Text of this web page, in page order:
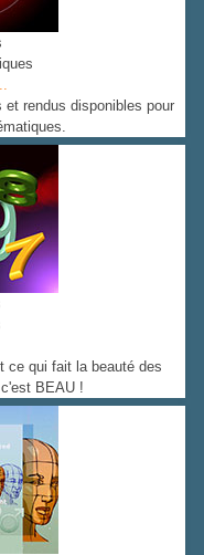
et rendus disponibles pour
ce qui fait la beauté des
BEAU !